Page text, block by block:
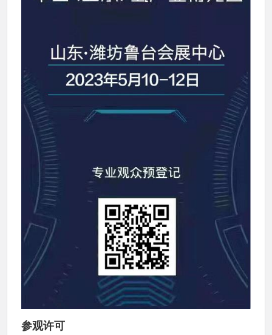
参观许可